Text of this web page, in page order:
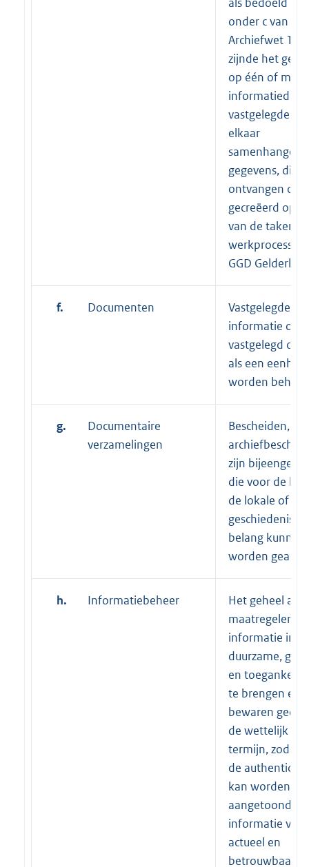
als bedoeld in
onder c van de
Archiefwet
zijnde het
op één of meer
vastgelegde
elkaar
gegevens, die
ontvangen of
gecreëerd op
van de taken
werkprocessen
GGD
f. Documenten
Vastgelegde
informatie of
vastgelegd
als een
worden
g.
Documentaire
verzamelingen
Bescheiden,
zijn
die voor de
de lokale of
geschiedenis
belang kunnen
worden geacht.
h. Informatiebeheer
Het geheel aan
maatregelen
informatie in
duurzame,
en
te brengen en
bewaren
de wettelijk
termijn,
de
kan worden
aangetoond
informatie
actueel en
betrouwbaar, in